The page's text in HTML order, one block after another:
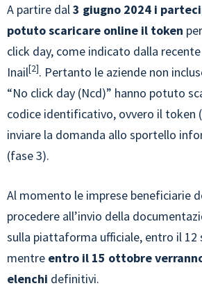
A partire dal3 giugno 2024 i
potuto scaricare online il token
click day, come indicato dalla
Inail 2 . Pertanto le aziende non
“No click day (Ncd)” hanno potuto
codice identificativo, ovvero il token
inviare la domanda allo sportello
(fase 3).
Al momento le imprese beneficiarie
procedere all’invio della
sulla piattaforma ufficiale, entro il 12
mentre entro il 15 ottobre
elenchi definitivi.